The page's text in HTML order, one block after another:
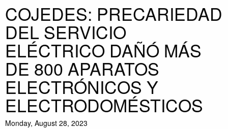
COJEDES: PRECARIEDAD
DEL SERVICIO
ELÉCTRICO DAÑÓ MÁS
DE 800 APARATOS
ELECTRÓNICOS Y
ELECTRODOMÉSTICOS
Monday, August 28, 2023